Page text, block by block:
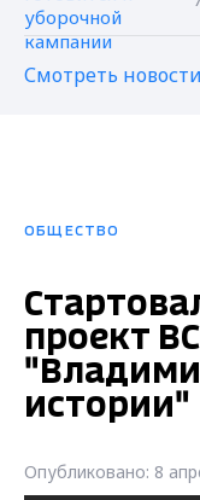
Смотреть
ОБЩЕСТВО
проект
истории"
Опубликовано: 8